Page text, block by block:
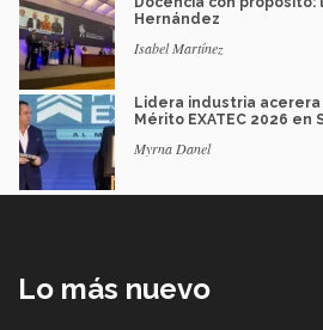
Hernández
Isabel Martínez
Lidera industria acerera
Mérito EXATEC 2026 en
Myrna Danel
Lo más nuevo